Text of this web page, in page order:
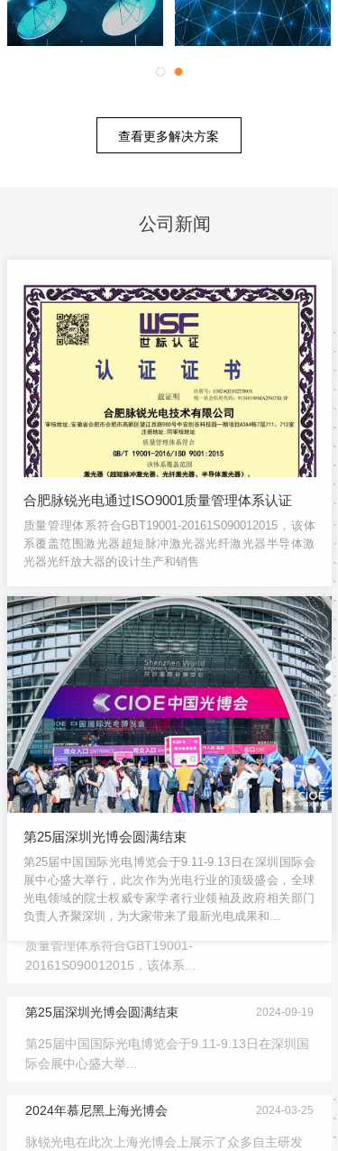
查看更多解决方案
● ●
公司新闻
合肥脉锐光电通过ISO9001质量管理体系认证
质量管理体系符合GBT19001-20161S090012015，该体
系覆盖范围激光器超短脉冲激光器光纤激光器半导体激
光器光纤放大器的设计生产和销售
第25届深圳光博会圆满结束
第25届中国国际光电博览会于9.11-9.13日在深圳国际会
展中心盛大举行，此次作为光电行业的顶级盛会，全球
光电领域的院士权威专家学者行业领袖及政府相关部门
负责人齐聚深圳，为大家带来了最新光电成果和...
合肥脉锐光电通过ISO9001质... 2024-12-26
质量管理体系符合GBT19001-
20161S090012015，该体系...
第25届深圳光博会圆满结束 2024-09-19
第25届中国国际光电博览会于9.11-9.13日在深圳国
际会展中心盛大举...
2024年慕尼黑上海光博会 2024-03-25
脉锐光电在此次上海光博会上展示了众多自主研发